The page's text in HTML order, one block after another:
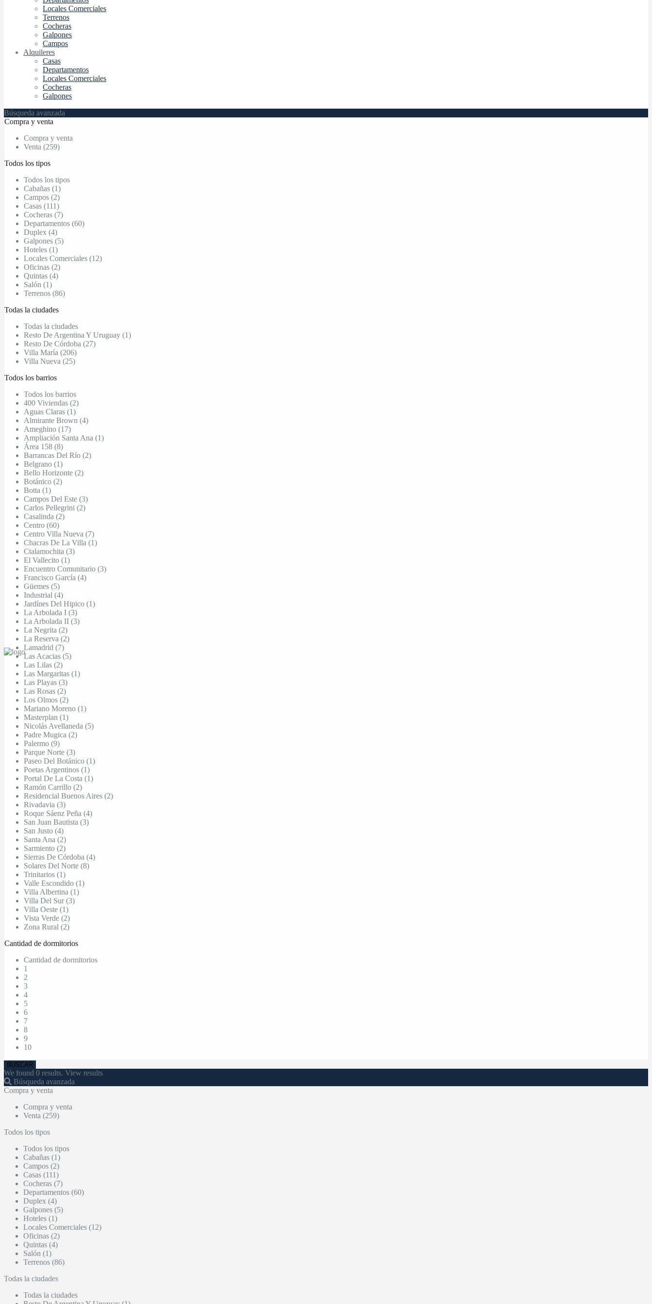
Locales Comerciales
Terrenos
Cocheras
Galpones
Campos
Alquileres
Casas
Departamentos
Locales Comerciales
Cocheras
Galpones
Búsqueda avanzada
Compra y venta
Compra y venta
Venta (259)
Todos los tipos
Todos los tipos
Cabañas (1)
Campos (2)
Casas (111)
Cocheras (7)
Departamentos (60)
Duplex (4)
Galpones (5)
Hoteles (1)
Locales Comerciales (12)
Oficinas (2)
Quintas (4)
Salón (1)
Terrenos (86)
Todas la ciudades
Todas la ciudades
Resto De Argentina Y Uruguay (1)
Resto De Córdoba (27)
Villa María (206)
Villa Nueva (25)
Todos los barrios
Todos los barrios
400 Viviendas (2)
Aguas Claras (1)
Almirante Brown (4)
Ameghino (17)
Ampliación Santa Ana (1)
Área 158 (8)
Barrancas Del Río (2)
Belgrano (1)
Bello Horizonte (2)
Botánico (2)
Botta (1)
Campos Del Este (3)
Carlos Pellegrini (2)
Casalinda (2)
Centro (60)
Centro Villa Nueva (7)
Chacras De La Villa (1)
Ctalamochita (3)
El Vallecito (1)
Encuentro Comunitario (3)
Francisco García (4)
Güemes (5)
Industrial (4)
Jardínes Del Hipico (1)
La Arbolada I (3)
La Arbolada II (3)
La Negrita (2)
La Reserva (2)
Lamadrid (7)
Las Acacias (5)
Las Lilas (2)
Las Margaritas (1)
Las Playas (3)
Las Rosas (2)
Los Olmos (2)
Mariano Moreno (1)
Masterplan (1)
Nicolás Avellaneda (5)
Padre Mugica (2)
Palermo (9)
Parque Norte (3)
Paseo Del Botánico (1)
Poetas Argentinos (1)
Portal De La Costa (1)
Ramón Carrillo (2)
Residencial Buenos Aires (2)
Rivadavia (3)
Roque Sáenz Peña (4)
San Juan Bautista (3)
San Justo (4)
Santa Ana (2)
Sarmiento (2)
Sierras De Córdoba (4)
Solares Del Norte (8)
Trinitarios (1)
Valle Escondido (1)
Villa Albertina (1)
Villa Del Sur (3)
Villa Oeste (1)
Vista Verde (2)
Zona Rural (2)
Cantidad de dormitorios
Cantidad de dormitorios
1
2
3
4
5
6
7
8
9
10
We found 0 results. View results
Búsqueda avanzada
Compra y venta
Compra y venta
Venta (259)
Todos los tipos
Todos los tipos
Cabañas (1)
Campos (2)
Casas (111)
Cocheras (7)
Departamentos (60)
Duplex (4)
Galpones (5)
Hoteles (1)
Locales Comerciales (12)
Oficinas (2)
Quintas (4)
Salón (1)
Terrenos (86)
Todas la ciudades
Todas la ciudades